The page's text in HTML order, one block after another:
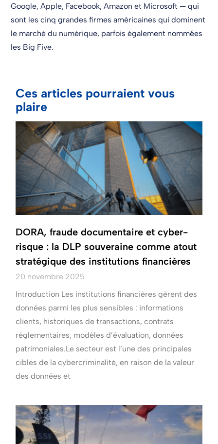
Google, Apple, Facebook, Amazon et Microsoft — qui
sont les cinq grandes firmes américaines qui dominent
le marché du numérique, parfois également nommées
les Big Five.
Ces articles pourraient vous
plaire
DORA, fraude documentaire et cyber-
risque : la DLP souveraine comme atout
stratégique des institutions financières
20 novembre 2025
Introduction Les institutions financières gèrent des
données parmi les plus sensibles : informations
clients, historiques de transactions, contrats
réglementaires, modèles d’évaluation, données
patrimoniales.Le secteur est l’une des principales
cibles de la cybercriminalité, en raison de la valeur
des données et